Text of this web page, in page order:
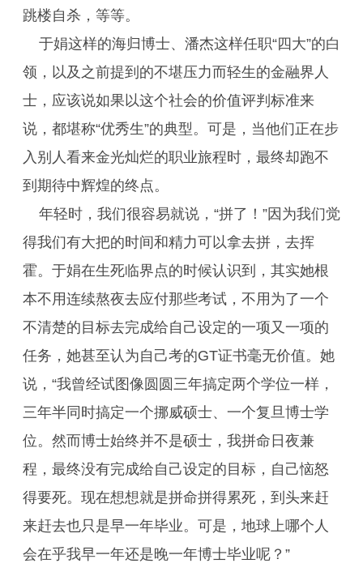
跳楼自杀，等等。
于娟这样的海归博士、潘杰这样任职“四大”的白
领，以及之前提到的不堪压力而轻生的金融界人
士，应该说如果以这个社会的价值评判标准来
说，都堪称“优秀生”的典型。可是，当他们正在步
入别人看来金光灿烂的职业旅程时，最终却跑不
到期待中辉煌的终点。
年轻时，我们很容易就说，“拼了！”因为我们觉
得我们有大把的时间和精力可以拿去拼，去挥
霍。于娟在生死临界点的时候认识到，其实她根
本不用连续熬夜去应付那些考试，不用为了一个
不清楚的目标去完成给自己设定的一项又一项的
任务，她甚至认为自己考的GT证书毫无价值。她
说，“我曾经试图像圆圆三年搞定两个学位一样，
三年半同时搞定一个挪威硕士、一个复旦博士学
位。然而博士始终并不是硕士，我拼命日夜兼
程，最终没有完成给自己设定的目标，自己恼怒
得要死。现在想想就是拼命拼得累死，到头来赶
来赶去也只是早一年毕业。可是，地球上哪个人
会在乎我早一年还是晚一年博士毕业呢？”